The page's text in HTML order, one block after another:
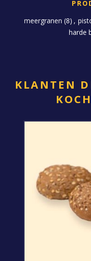
meergranen (8) ,
harde
KLANTEN